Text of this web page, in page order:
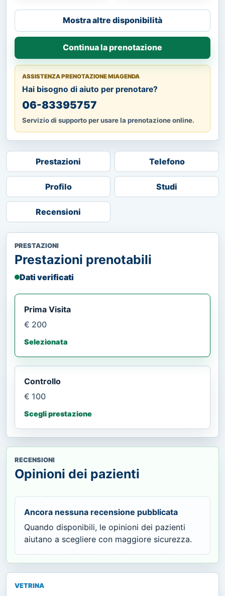
Mostra altre disponibilità
Continua la prenotazione
ASSISTENZA PRENOTAZIONE MIAGENDA
Hai bisogno di aiuto per prenotare?
06-83395757
Servizio di supporto per usare la prenotazione online.
Prestazioni Telefono
Profilo Studi
Recensioni
PRESTAZIONI
Prestazioni prenotabili
Dati verificati
Prima Visita
€ 200
Selezionata
Controllo
€ 100
Scegli prestazione
RECENSIONI
Opinioni dei pazienti
Ancora nessuna recensione pubblicata
Quando disponibili, le opinioni dei pazienti
aiutano a scegliere con maggiore sicurezza.
VETRINA